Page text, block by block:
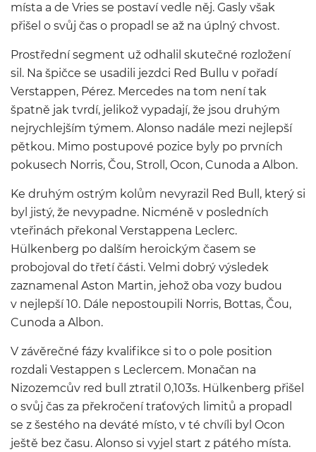
místa a de Vries se postaví vedle něj. Gasly však
přišel o svůj čas o propadl se až na úplný chvost.
Prostřední segment už odhalil skutečné rozložení
sil. Na špičce se usadili jezdci Red Bullu v pořadí
Verstappen, Pérez. Mercedes na tom není tak
špatně jak tvrdí, jelikož vypadají, že jsou druhým
nejrychlejším týmem. Alonso nadále mezi nejlepší
pětkou. Mimo postupové pozice byly po prvních
pokusech Norris, Čou, Stroll, Ocon, Cunoda a Albon.
Ke druhým ostrým kolům nevyrazil Red Bull, který si
byl jistý, že nevypadne. Nicméně v posledních
vteřinách překonal Verstappena Leclerc.
Hülkenberg po dalším heroickým časem se
probojoval do třetí části. Velmi dobrý výsledek
zaznamenal Aston Martin, jehož oba vozy budou
v nejlepší 10. Dále nepostoupili Norris, Bottas, Čou,
Cunoda a Albon.
V závěrečné fázy kvalifikce si to o pole position
rozdali Vestappen s Leclercem. Monačan na
Nizozemcův red bull ztratil 0,103s. Hülkenberg přišel
o svůj čas za překročení traťových limitů a propadl
se z šestého na deváté místo, v té chvíli byl Ocon
ještě bez času. Alonso si vyjel start z pátého místa.